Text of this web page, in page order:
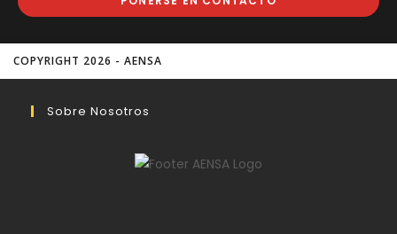
COPYRIGHT 2026 - AENSA
Sobre Nosotros